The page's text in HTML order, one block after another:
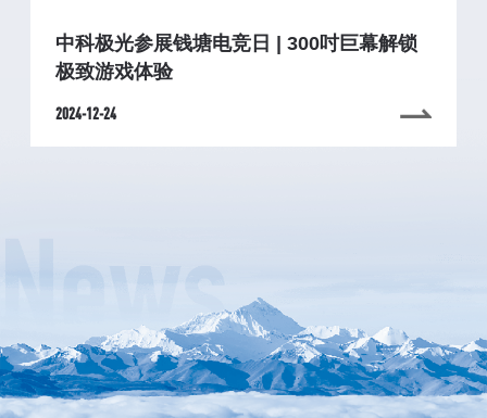
中科极光参展钱塘电竞日 | 300吋巨幕解锁
极致游戏体验
2024-12-24